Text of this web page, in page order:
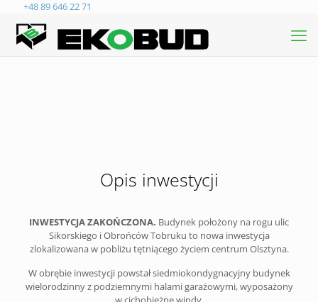
+48 89 646 22 71
Opis inwestycji
INWESTYCJA ZAKOŃCZONA. Budynek położony na rogu ulic
Sikorskiego i Obrońców Tobruku to nowa inwestycja
zlokalizowana w pobliżu tętniącego życiem centrum Olsztyna.
W obrębie inwestycji powstał siedmiokondygnacyjny budynek
wielorodzinny z podziemnymi halami garażowymi, wyposażony